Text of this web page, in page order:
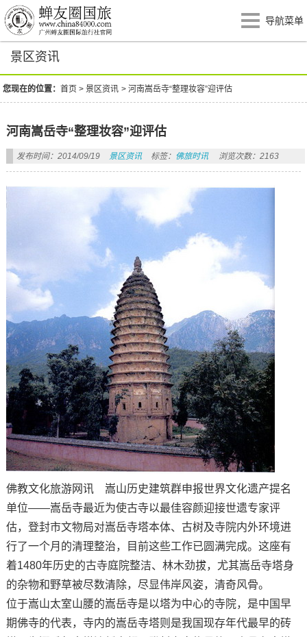
导航菜单
景区资讯
您现在的位置：首页 >景区资讯 >河南嵩岳寺“整理妆容”迎评估
河南嵩岳寺“整理妆容”迎评估
发布时间：2014/09/19 景区资讯 标签： 佛旅时讯 浏览次数：2163
佛教文化旅游网讯 嵩山历史建筑群申报世界文化遗产提名
单位——嵩岳寺最近为使古寺以最佳容颜迎接世遗专家评
估，登封市文物局对嵩岳寺塔本体、古树及寺院内外环境进
行了一个月的清理整治，目前这些工作已圆满完成。这座有
着1480年历史的古寺庭院整洁、林木劲拔，尤其嵩岳寺塔身
的杂物和野草被尽数清除，尽显伟岸风姿，清奇风骨。
位于嵩山太室山腰的嵩岳寺是以塔为中心的寺院，是中国早
期佛寺的代表，寺内的嵩岳寺塔则是我国现存年代最早的砖